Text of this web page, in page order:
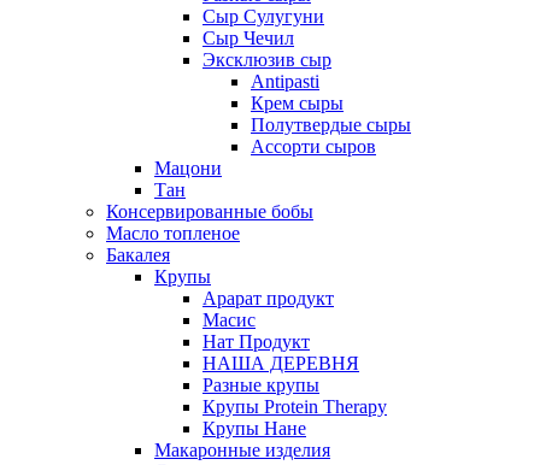
Сыр Сулугуни
Сыр Чечил
Эксклюзив сыр
Antipasti
Крем сыры
Полутвердые сыры
Ассорти сыров
Мацони
Тан
Консервированные бобы
Масло топленое
Бакалея
Крупы
Арарат продукт
Масис
Нат Продукт
НАША ДЕРЕВНЯ
Разные крупы
Крупы Protein Therapy
Крупы Нане
Макаронные изделия